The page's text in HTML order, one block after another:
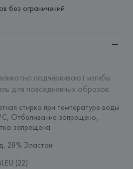
без ограничений
подчеркивают изгибы
для повседневных образов.
стирка при температуре воды
Отбеливание запрещено,
запрещена
28% Эластан
(22)